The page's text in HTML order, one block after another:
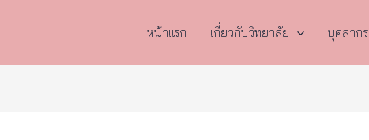
หน้าแรก เกี่ยวกับวิทยาลัย บุคลากร